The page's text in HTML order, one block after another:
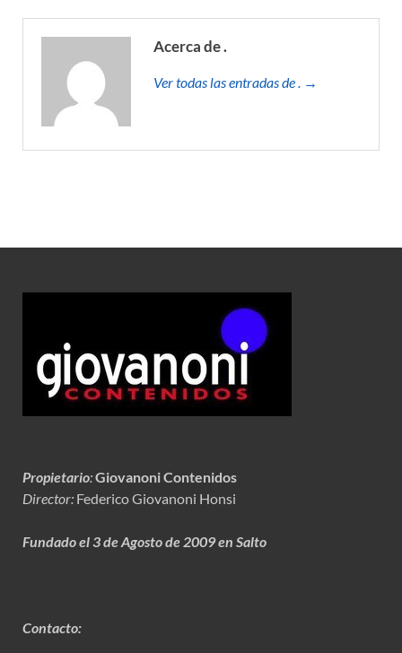
Acerca de .
Ver todas las entradas de . →
Propietario:Giovanoni Contenidos
Director: Federico Giovanoni Honsi
Fundado el 3 de Agosto de 2009 en Salto
Contacto: